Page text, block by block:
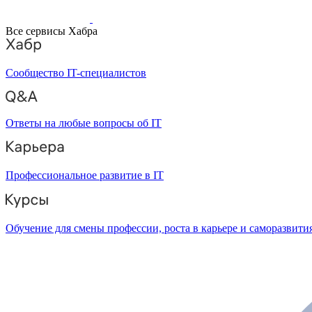
Все сервисы Хабра
Сообщество IT-специалистов
Ответы на любые вопросы об IT
Профессиональное развитие в IT
Обучение для смены профессии, роста в карьере и